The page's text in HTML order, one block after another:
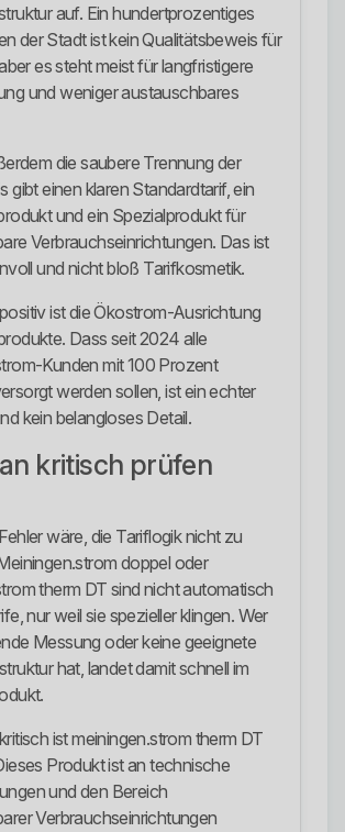
auf. Ein hundertprozentiges
der Stadt ist kein Qualitätsbeweis für
es steht meist für langfristigere
und weniger austauschbares
die saubere Trennung der
gibt einen klaren Standardtarif, ein
und ein Spezialprodukt für
Verbrauchseinrichtungen. Das ist
und nicht bloß Tarifkosmetik.
ist die Ökostrom-Ausrichtung
Dass seit 2024 alle
Kunden mit 100 Prozent
werden sollen, ist ein echter
kein belangloses Detail.
kritisch prüfen
wäre, die Tariflogik nicht zu
doppel oder
therm DT sind nicht automatisch
nur weil sie spezieller klingen. Wer
Messung oder keine geeignete
hat, landet damit schnell im
ist meiningen.strom therm DT
Produkt ist an technische
und den Bereich
Verbrauchseinrichtungen